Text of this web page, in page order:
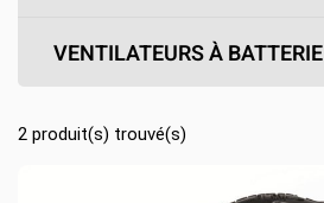
VENTILATEURS À BATTERIE
2 produit(s) trouvé(s)